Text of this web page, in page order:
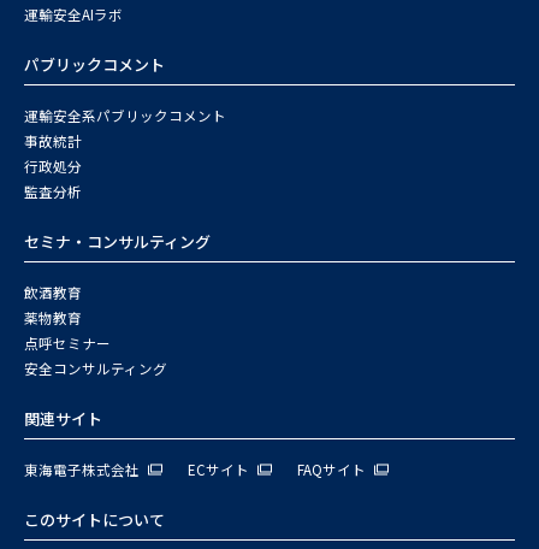
運輸安全AIラボ
パブリックコメント
運輸安全系パブリックコメント
事故統計
行政処分
監査分析
セミナ・コンサルティング
飲酒教育
薬物教育
点呼セミナー
安全コンサルティング
関連サイト
東海電子株式会社 ECサイト FAQサイト
このサイトについて